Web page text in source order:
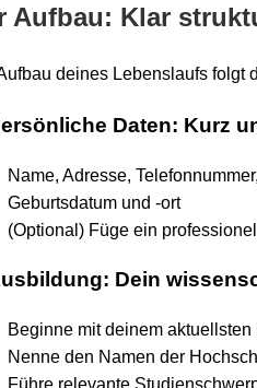
Aufbau: Klar
deines Lebenslaufs folgt
Daten: Kurz
Name, Adresse,
Geburtsdatum und -ort
(Optional) Füge ein
Dein
Beginne mit deinem
Nenne den Namen der
Führe relevante